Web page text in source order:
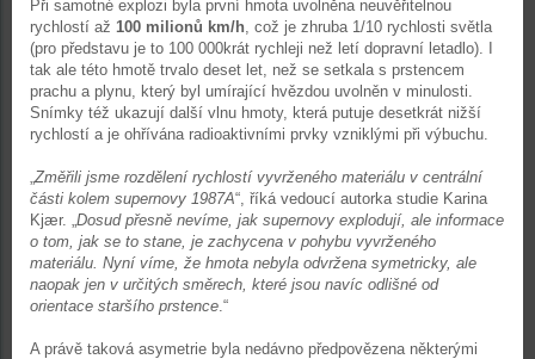
Při samotné explozi byla první hmota uvolněna neuvěřitelnou
rychlostí až 100 milionů km/h, což je zhruba 1/10 rychlosti světla
(pro představu je to 100 000krát rychleji než letí dopravní letadlo). I
tak ale této hmotě trvalo deset let, než se setkala s prstencem
prachu a plynu, který byl umírající hvězdou uvolněn v minulosti.
Snímky též ukazují další vlnu hmoty, která putuje desetkrát nižší
rychlostí a je ohřívána radioaktivními prvky vzniklými při výbuchu.
„Změřili jsme rozdělení rychlostí vyvrženého materiálu v centrální
části kolem supernovy 1987A“, říká vedoucí autorka studie Karina
Kjær. „Dosud přesně nevíme, jak supernovy explodují, ale informace
o tom, jak se to stane, je zachycena v pohybu vyvrženého
materiálu. Nyní víme, že hmota nebyla odvržena symetricky, ale
naopak jen v určitých směrech, které jsou navíc odlišné od
orientace staršího prstence.“
A právě taková asymetrie byla nedávno předpovězena některými